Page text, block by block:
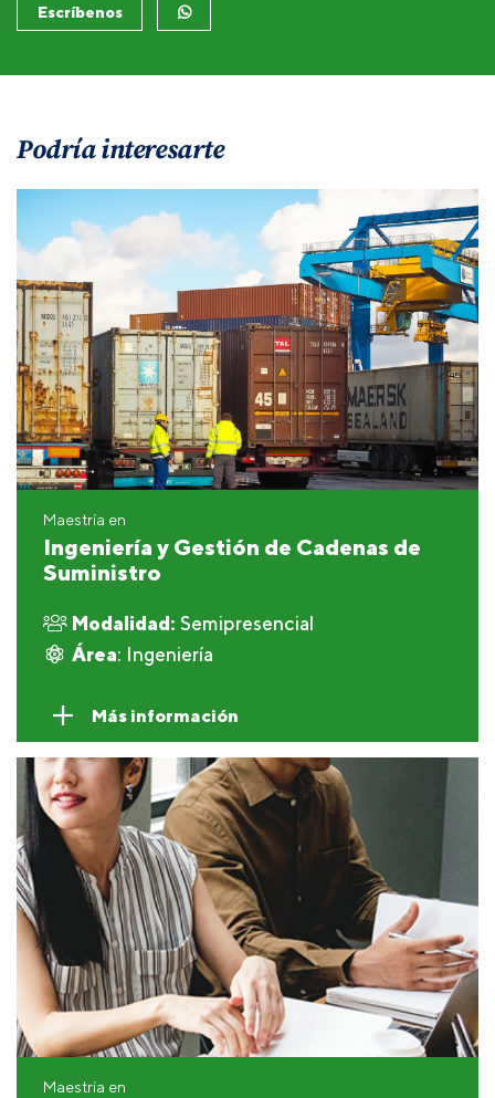
Escríbenos
Podría interesarte
Maestría en
Ingeniería y Gestión de Cadenas de
Suministro
Modalidad: Semipresencial
Área: Ingeniería
Más información
Maestría en